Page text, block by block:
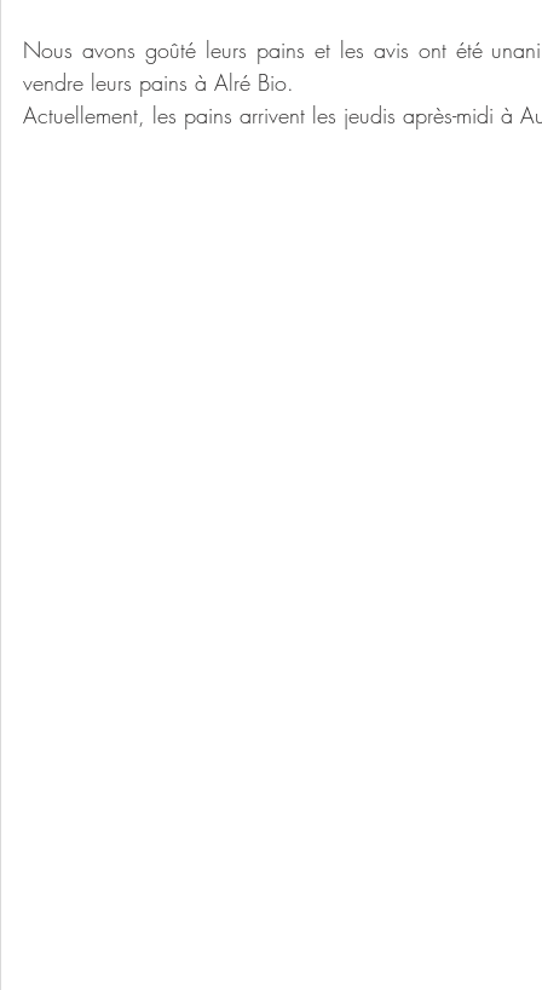
Nous avons goûté leurs pains et les avis ont été
vendre leurs pains à Alré Bio.
Actuellement, les pains arrivent les jeudis après-midi à